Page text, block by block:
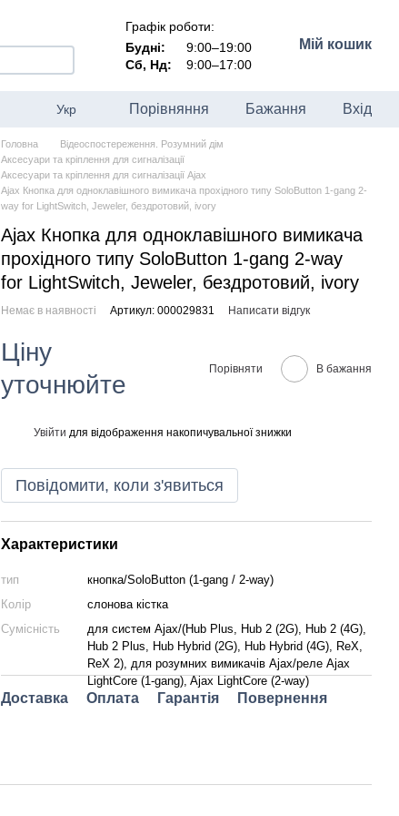
Графік роботи:
Будні:
9:00–19:00
Сб, Нд:
9:00–17:00
Мій кошик
Укр Порівняння Бажання Вхід
Головна
Відеоспостереження. Розумний дім
Аксесуари та кріплення для сигналізації
Аксесуари та кріплення для сигналізації Ajax
Ajax Кнопка для одноклавішного вимикача прохідного типу SoloButton 1-gang 2-
way for LightSwitch, Jeweler, бездротовий, ivory
Ajax Кнопка для одноклавішного вимикача
прохідного типу SoloButton 1-gang 2-way
for LightSwitch, Jeweler, бездротовий, ivory
Немає в наявності Артикул: 000029831 Написати відгук
Ціну
уточнюйте
Порівняти В бажання
Увійти для відображення накопичувальної знижки
Повідомити, коли з'явиться
Характеристики
тип
кнопка/SoloButton (1-gang / 2-way)
Колір
слонова кістка
Сумісність
для систем Ajax/(Hub Plus, Hub 2 (2G), Hub 2 (4G),
Hub 2 Plus, Hub Hybrid (2G), Hub Hybrid (4G), ReX,
ReX 2), для розумних вимикачів Ajax/реле Ajax
LightCore (1-gang), Ajax LightCore (2-way)
Доставка Оплата Гарантія Повернення